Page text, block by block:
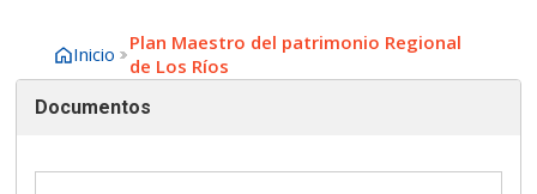
Inicio
Plan Maestro del patrimonio Regional
de Los Ríos
Documentos